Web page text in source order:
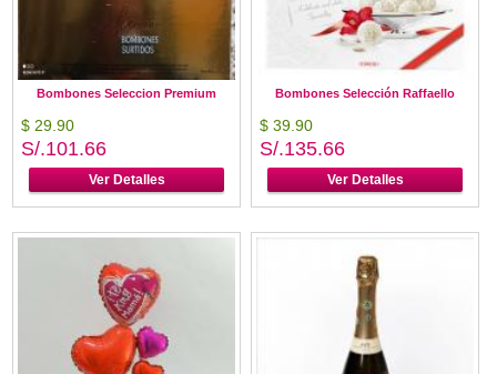
Bombones Seleccion Premium
$ 29.90
S/.101.66
Ver Detalles
Bombones Selección Raffaello
$ 39.90
S/.135.66
Ver Detalles